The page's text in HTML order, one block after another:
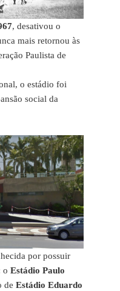
, desativou o
mais retornou às
Paulista de
o estádio foi
social da
por possuir
o Estádio Paulo
de Estádio Eduardo